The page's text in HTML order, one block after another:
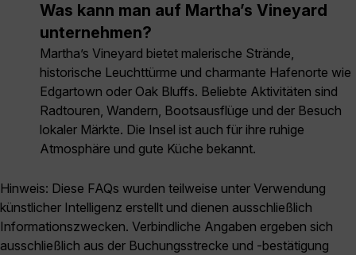
Was kann man auf Martha’s Vineyard
unternehmen?
Martha’s Vineyard bietet malerische Strände,
historische Leuchttürme und charmante Hafenorte wie
Edgartown oder Oak Bluffs. Beliebte Aktivitäten sind
Radtouren, Wandern, Bootsausflüge und der Besuch
lokaler Märkte. Die Insel ist auch für ihre ruhige
Atmosphäre und gute Küche bekannt.
Hinweis: Diese FAQs wurden teilweise unter Verwendung
künstlicher Intelligenz erstellt und dienen ausschließlich
Informationszwecken. Verbindliche Angaben ergeben sich
ausschließlich aus der Buchungsstrecke und -bestätigung